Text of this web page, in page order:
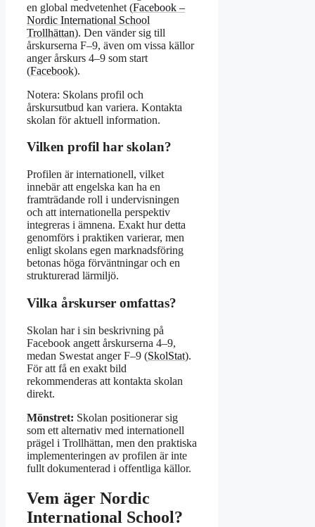
en global medvetenhet (Facebook –
Nordic International School
Trollhättan). Den vänder sig till
årskurserna F–9, även om vissa källor
anger årskurs 4–9 som start
(Facebook).
Notera: Skolans profil och
årskursutbud kan variera. Kontakta
skolan för aktuell information.
Vilken profil har skolan?
Profilen är internationell, vilket
innebär att engelska kan ha en
framträdande roll i undervisningen
och att internationella perspektiv
integreras i ämnena. Exakt hur detta
genomförs i praktiken varierar, men
enligt skolans egen marknadsföring
betonas höga förväntningar och en
strukturerad lärmiljö.
Vilka årskurser omfattas?
Skolan har i sin beskrivning på
Facebook angett årskurserna 4–9,
medan Swestat anger F–9 (SkolStat).
För att få en exakt bild
rekommenderas att kontakta skolan
direkt.
Mönstret: Skolan positionerar sig
som ett alternativ med internationell
prägel i Trollhättan, men den praktiska
implementeringen av profilen är inte
fullt dokumenterad i offentliga källor.
Vem äger Nordic
International School?